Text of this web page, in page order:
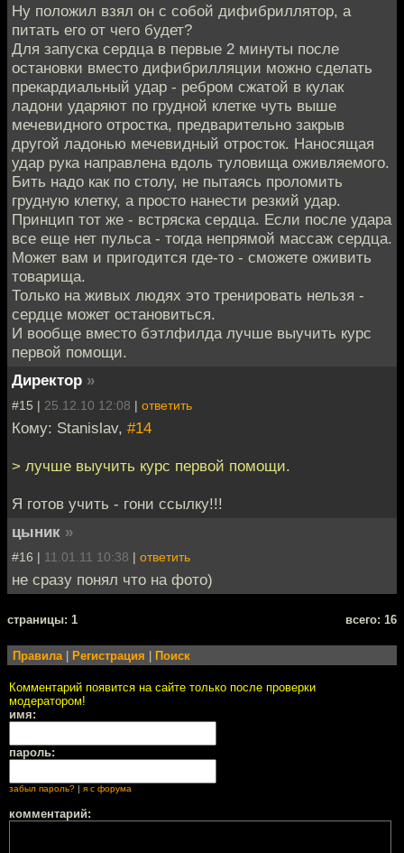
Ну положил взял он с собой дифибриллятор, а
питать его от чего будет?
Для запуска сердца в первые 2 минуты после
остановки вместо дифибрилляции можно сделать
прекардиальный удар - ребром сжатой в кулак
ладони ударяют по грудной клетке чуть выше
мечевидного отростка, предварительно закрыв
другой ладонью мечевидный отросток. Наносящая
удар рука направлена вдоль туловища оживляемого.
Бить надо как по столу, не пытаясь проломить
грудную клетку, а просто нанести резкий удар.
Принцип тот же - встряска сердца. Если после удара
все еще нет пульса - тогда непрямой массаж сердца.
Может вам и пригодится где-то - сможете оживить
товарища.
Только на живых людях это тренировать нельзя -
сердце может остановиться.
И вообще вместо бэтлфилда лучше выучить курс
первой помощи.
Директор »
#15 | 25.12.10 12:08 | ответить
Кому: Stanislav, #14
> лучше выучить курс первой помощи.
Я готов учить - гони ссылку!!!
цыник »
#16 | 11.01.11 10:38 | ответить
не сразу понял что на фото)
cтраницы: 1 всего: 16
Правила Регистрация Поиск
Комментарий появится на сайте только после проверки
модератором!
имя:
пароль:
забыл пароль? | я с форума
комментарий: